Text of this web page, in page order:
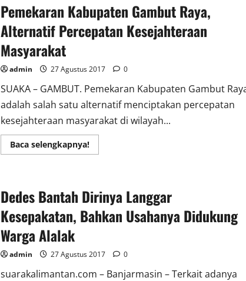
Pemekaran Kabupaten Gambut Raya,
Alternatif Percepatan Kesejahteraan
Masyarakat
admin 27 Agustus 2017 0
SUAKA – GAMBUT. Pemekaran Kabupaten Gambut
adalah salah satu alternatif menciptakan percepatan
kesejahteraan masyarakat di wilayah...
Baca selengkapnya!Read
more
Raya,
Alternatif
Percepatan
Kesejahteraan
Masyarakat
Dedes Bantah Dirinya Langgar
Kesepakatan, Bahkan Usahanya Didukung
Warga Alalak
admin 27 Agustus 2017 0
suarakalimantan.com – Banjarmasin – Terkait adanya